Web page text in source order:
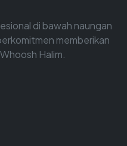
di bawah naungan
memberikan
Halim.